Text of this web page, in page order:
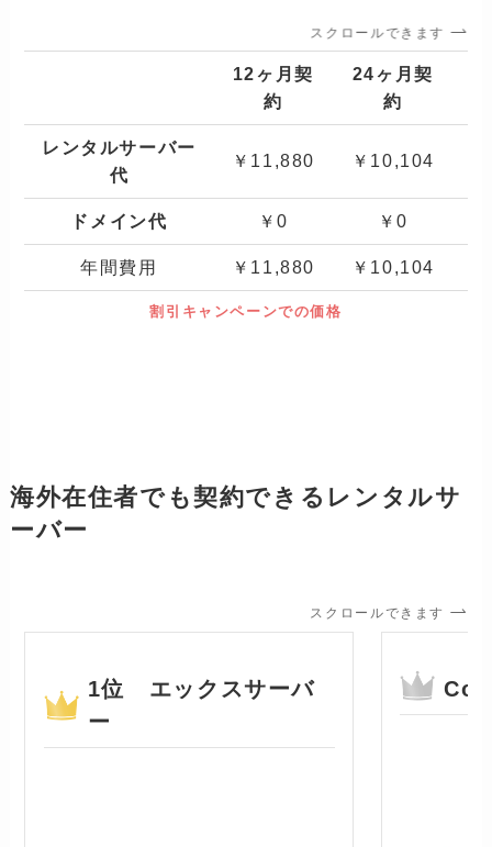
スクロールできます
12ヶ月契
約
24ヶ月契
約
レンタルサーバー
代
￥11,880 ￥10,104
ドメイン代 ￥0 ￥0
年間費用 ￥11,880 ￥10,104
割引キャンペーンでの価格
海外在住者でも契約できるレンタルサ
ーバー
スクロールできます
1位 エックスサーバ
ー